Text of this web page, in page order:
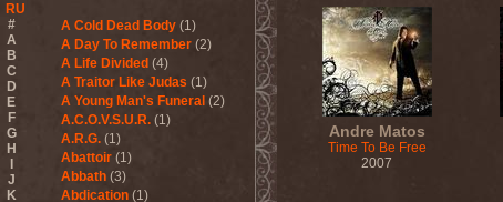
RU
#
A
B
C
D
E
F
G
H
J
K
A Cold Dead Body (1)
A Day To Remember (2)
A Life Divided (4)
A Traitor Like Judas (1)
A Young Man's Funeral (2)
A.C.O.V.S.U.R. (1)
A.R.G. (1)
Abattoir (1)
Abbath (3)
Abdication (1)
Andre Matos
Time To Be Free
2007